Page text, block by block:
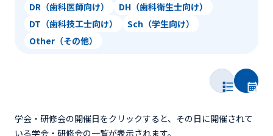
DR（歯科医師向け）
DH（歯科衛生士向け）
DT（歯科技工士向け）
Sch（学生向け）
Other（その他）
学会・研修会の開催日をクリックすると、その日に開催されて
いる学会・研修会の一覧が表示されます。